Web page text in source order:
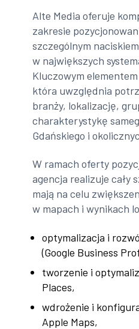
Alte Media oferuje
zakresie
szczególnym
w największych
Kluczowym
która uwzględnia
branży, lokalizację,
charakterystykę
Gdańskiego i
W ramach oferty
agencja realizuje cały
mają na celu
w mapach i wynikach
optymalizacja i
(Google Business
tworzenie i
Places,
wdrożenie i
Apple Maps,